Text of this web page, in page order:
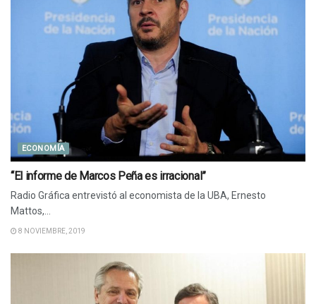
ECONOMÍA
“El informe de Marcos Peña es irracional”
Radio Gráfica entrevistó al economista de la UBA, Ernesto
Mattos,...
8 NOVIEMBRE, 2019